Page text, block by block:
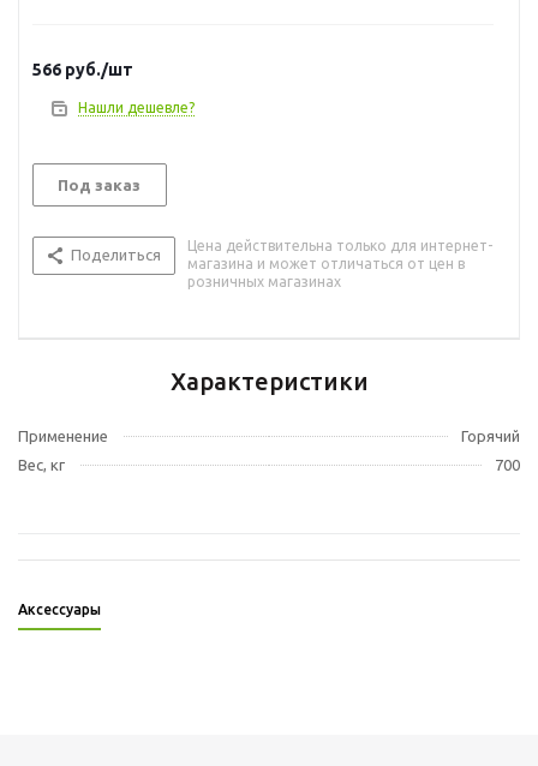
POLIGRIP M 328 (теплоустойчивость и устойчивость к
старению) добавляются активаторы POLYDUR PU или
DESMODUR RFE в соотношении 5% к весу. Площадь
пластиковую тару без маркировки. Производство - Италия.
566 руб./шт
Нашли дешевле?
Под заказ
Поделиться
Цена действительна только для интернет-
магазина и может отличаться от цен в
розничных магазинах
Характеристики
Применение
Горячий
Вес, кг
700
Аксессуары